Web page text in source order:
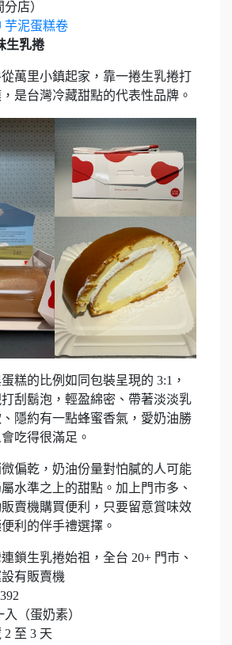
店）
芋泥蛋糕卷
生乳捲
萬里小鎮起家，靠一捲生乳捲打
是台灣冷藏甜點的代表性品牌。
糕的比例如同包裝呈現的 3:1，
刮鬍泡，輕盈綿密、帶著淡淡乳
隱約有一點蜂蜜香氣，愛奶油勝
吃得很滿足。
偏乾，奶油份量對怕膩的人可能
水準之上的甜點。加上門市多、
賣機購買便利，只要留意賞味效
利的伴手禮選擇。
鎖生乳捲始祖，全台 20+ 門市、
有販賣機
入（蛋奶素）
2 至 3 天